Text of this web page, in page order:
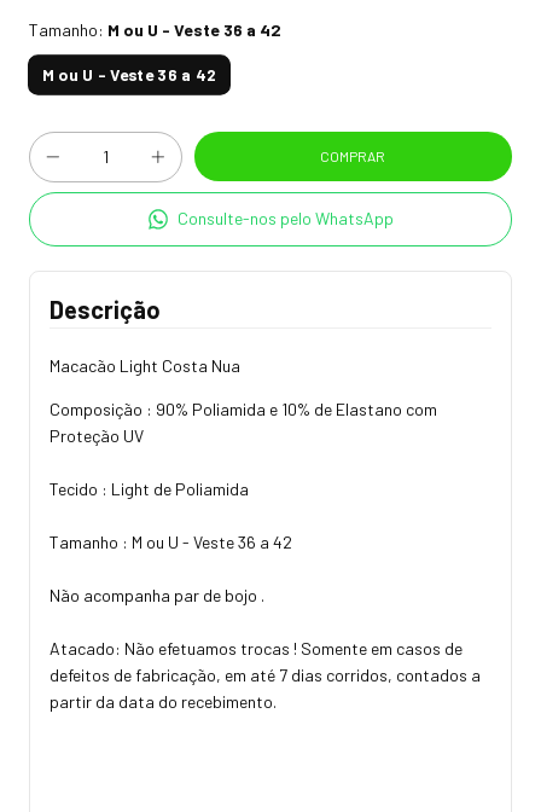
Tamanho: M ou U - Veste 36 a 42
M ou U - Veste 36 a 42
Consulte-nos pelo WhatsApp
Descrição
Macacão Light Costa Nua
Composição : 90% Poliamida e 10% de Elastano com
Proteção UV
Tecido : Light de Poliamida
Tamanho : M ou U - Veste 36 a 42
Não acompanha par de bojo .
Atacado: Não efetuamos trocas ! Somente em casos de
defeitos de fabricação, em até 7 dias corridos, contados a
partir da data do recebimento.